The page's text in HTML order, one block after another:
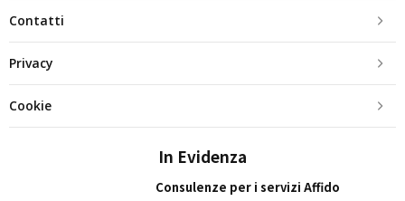
Contatti
Privacy
Cookie
In Evidenza
Consulenze per i servizi Affido